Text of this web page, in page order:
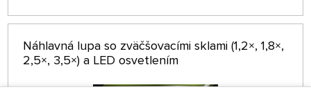
Náhlavná lupa so zväčšovacími sklami (1,2×, 1,8×,
2,5×, 3,5×) a LED osvetlením